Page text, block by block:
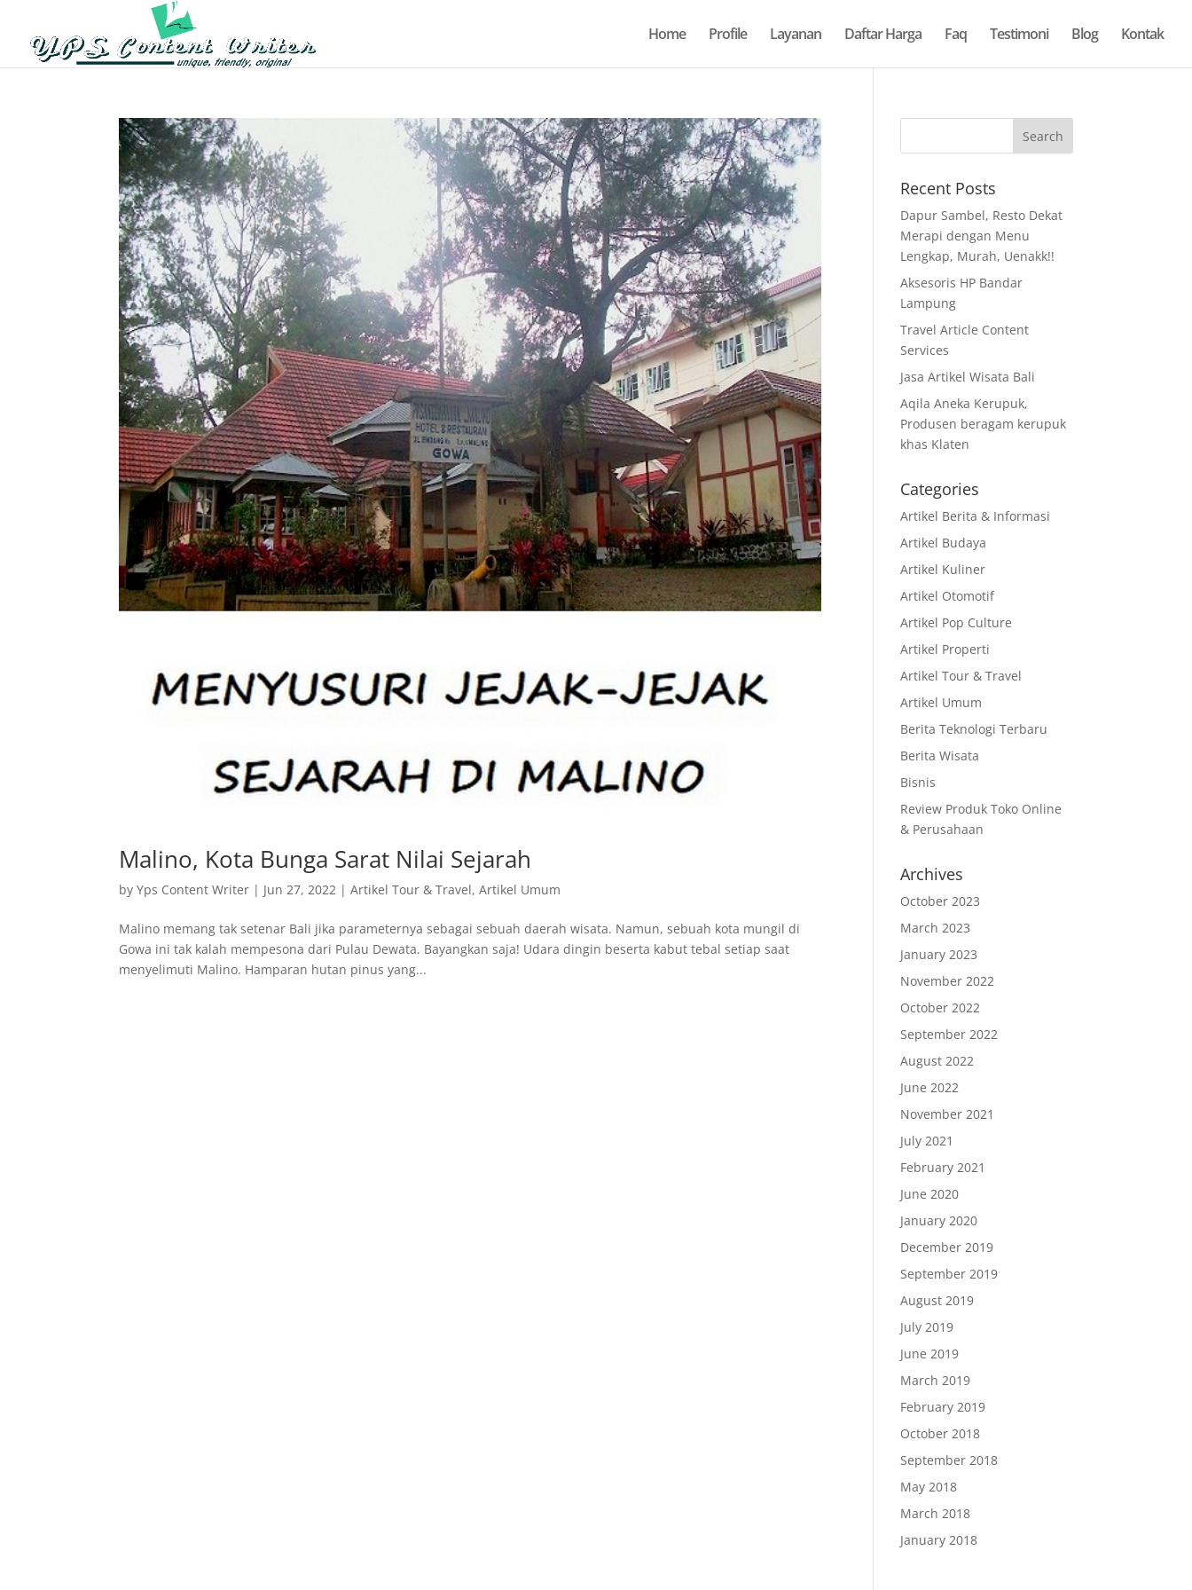
Home Profile Layanan Daftar Harga Faq Testimoni Blog Kontak
Malino, Kota Bunga Sarat Nilai Sejarah
byYps Content Writer | Jun 27, 2022 |Artikel Tour & Travel,Artikel Umum
Malino memang tak setenar Bali jika parameternya sebagai sebuah daerah wisata. Namun, sebuah kota mungil di
Gowa ini tak kalah mempesona dari Pulau Dewata. Bayangkan saja! Udara dingin beserta kabut tebal setiap saat
menyelimuti Malino. Hamparan hutan pinus yang...
Recent Posts
Dapur Sambel, Resto Dekat
Merapi dengan Menu
Lengkap, Murah, Uenakk!!
Aksesoris HP Bandar
Lampung
Travel Article Content
Services
Jasa Artikel Wisata Bali
Aqila Aneka Kerupuk,
Produsen beragam kerupuk
khas Klaten
Categories
Artikel Berita & Informasi
Artikel Budaya
Artikel Kuliner
Artikel Otomotif
Artikel Pop Culture
Artikel Properti
Artikel Tour & Travel
Artikel Umum
Berita Teknologi Terbaru
Berita Wisata
Bisnis
Review Produk Toko Online
& Perusahaan
Archives
October 2023
March 2023
January 2023
November 2022
October 2022
September 2022
August 2022
June 2022
November 2021
July 2021
February 2021
June 2020
January 2020
December 2019
September 2019
August 2019
July 2019
June 2019
March 2019
February 2019
October 2018
September 2018
May 2018
March 2018
January 2018